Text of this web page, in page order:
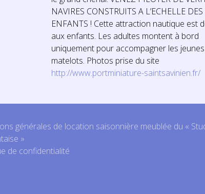
NAVIRES CONSTRUITS A L’ECHELLE DES
ENFANTS ! Cette attraction nautique est
aux enfants. Les adultes montent à bord
uniquement pour accompagner les jeunes
matelots. Photos prise du site
http://www.portminiature-saintsavinien.fr/
générales de location saisonnière meublée du «
»
de confidentialité